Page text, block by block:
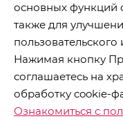
хозяйственными
Толбухина 2а,
основных функций
также для
Нажимая кнопку
соглашаетесь на
обработку cookie-
Ознакомиться с